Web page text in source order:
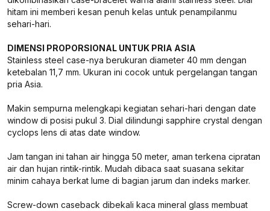
hitam ini memberi kesan penuh kelas untuk penampilanmu
sehari-hari.
DIMENSI PROPORSIONAL UNTUK PRIA ASIA
Stainless steel case-nya berukuran diameter 40 mm dengan
ketebalan 11,7 mm. Ukuran ini cocok untuk pergelangan tangan
pria Asia.
Makin sempurna melengkapi kegiatan sehari-hari dengan date
window di posisi pukul 3. Dial dilindungi sapphire crystal dengan
cyclops lens di atas date window.
Jam tangan ini tahan air hingga 50 meter, aman terkena cipratan
air dan hujan rintik-rintik. Mudah dibaca saat suasana sekitar
minim cahaya berkat lume di bagian jarum dan indeks marker.
Screw-down caseback dibekali kaca mineral glass membuat